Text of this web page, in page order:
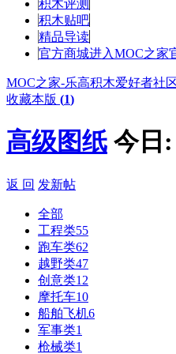
积木评测
积木贴吧
精品导读
官方商城进入MOC之家
MOC之家-乐高积木爱好者社
收藏本版 (1)
高级图纸 今日:
返 回 发新帖
全部
工程类55
跑车类62
越野类47
创意类12
摩托车10
船舶飞机6
军事类1
枪械类1